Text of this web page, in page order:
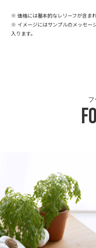
※ 価格には基本的なレリーフが含まれ
※ イメージにはサンプルのメッセー
入ります。
フ